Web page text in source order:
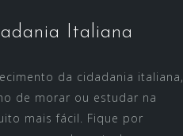
Italiana
da cidadania italiana,
de morar ou estudar na
mais fácil. Fique por